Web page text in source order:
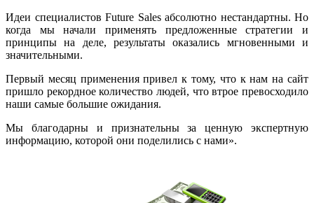
Идеи специалистов Future Sales абсолютно нестандартны. Но
когда мы начали применять предложенные стратегии и
принципы на деле, результаты оказались мгновенными и
значительными.
Первый месяц применения привел к тому, что к нам на сайт
пришло рекордное количество людей, что втрое превосходило
наши самые большие ожидания.
Мы благодарны и признательны за ценную экспертную
информацию, которой они поделились с нами».